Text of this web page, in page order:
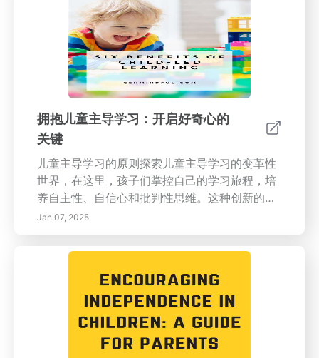
鼓励想象思维、解决问题的能力和终身学习的好
奇心。 情感韧性 了解如何通过不同的场景帮助
儿童表达情感、应对挑战和增强情感健康。 可持
续性的经济影响 深入探讨可持续实践的经济利
益，包括企业成本减少和绿色经济中的就业增
长。 社会责任 了解可持续实践如何提升社区、
促进社会公平，并通过集体责任感培养归属感。
克服挑战 发现克服实施可持续实践障碍的策略，
强调政府、企业和社区之间的合作。 今天就开始
你的可持续生活之旅，为更健康的地球做出贡
献，同时提升你的社会和经济福祉。
拥抱儿童主导学习：开启好奇心的
关键
儿童主导学习的原则探索儿童主导学习的变革性
世界，在这里，孩子们掌控自己的学习旅程，培
养自主性、自信心和批判性思维。这种创新的方
法强调创造鼓励探索和创造力的良好环境的重要
性。了解教育工作者如何转变为引导者，支持儿
童的兴趣并促进协作与社交技能。发现庆祝个人
系增强学习的相关性。拥抱儿童主导学习的原
则，赋予孩子们驾驭自己独特道路的能力，培养
必要的生活技能。加入我们，共同培养对终身学
Jan 07, 2025